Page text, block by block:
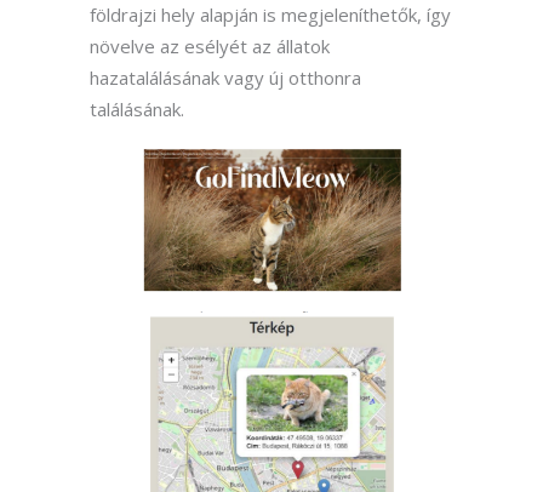
földrajzi hely alapján is megjeleníthetők, így
növelve az esélyét az állatok
hazatalálásának vagy új otthonra
találásának.